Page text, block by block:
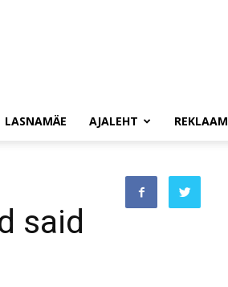
LASNAMÄE AJALEHT REKLAAM
said